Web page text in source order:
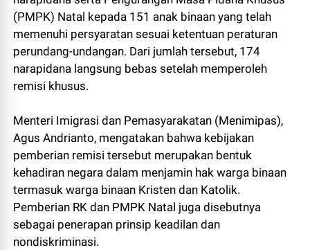
(PMPK) Natal kepada 151 anak binaan yang telah
memenuhi persyaratan sesuai ketentuan peraturan
perundang-undangan. Dari jumlah tersebut, 174
narapidana langsung bebas setelah memperoleh
remisi khusus.
Menteri Imigrasi dan Pemasyarakatan (Menimipas),
Agus Andrianto, mengatakan bahwa kebijakan
pemberian remisi tersebut merupakan bentuk
kehadiran negara dalam menjamin hak warga binaan
termasuk warga binaan Kristen dan Katolik.
Pemberian RK dan PMPK Natal juga disebutnya
sebagai penerapan prinsip keadilan dan
nondiskriminasi.